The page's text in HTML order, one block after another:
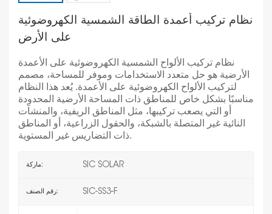
نظام تركيب أعمدة الطاقة الشمسية الكهروضوئية
على الأرض
نظام تركيب الألواح الشمسية الكهروضوئية على الأعمدة
الأرضية هو حل متعدد الاستخدامات وموفر للمساحة، مصمم
لتركيب الألواح الكهروضوئية على الأعمدة. يُعد هذا النظام
مناسبًا بشكل خاص للمناطق ذات المساحة الأرضية المحدودة
أو التي يصعب تركيبها، مثل المناطق الريفية، والمنشآت
النائية غير المتصلة بالشبكة، والحقول الزراعية، أو المناطق
ذات التضاريس غير المستوية.
ماركة: SIC SOLAR
رقم الصنف: SIC-SS3-F